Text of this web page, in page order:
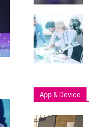
App & Device